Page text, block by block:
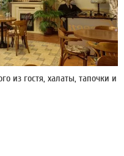
из гостя, халаты, тапочки и